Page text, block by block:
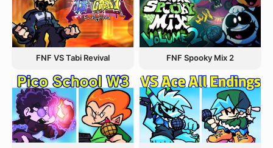
FNF VS Tabi Revival FNF Spooky Mix 2